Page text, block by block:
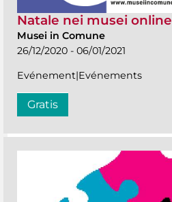
Natale nei musei online
Musei in Comune
26/12/2020 - 06/01/2021
Evénement|Evénements
Gratis